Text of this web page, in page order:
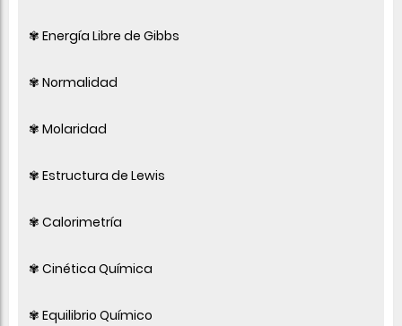
✾ Energía Libre de Gibbs
✾ Normalidad
✾ Molaridad
✾ Estructura de Lewis
✾ Calorimetría
✾ Cinética Química
✾ Equilibrio Químico